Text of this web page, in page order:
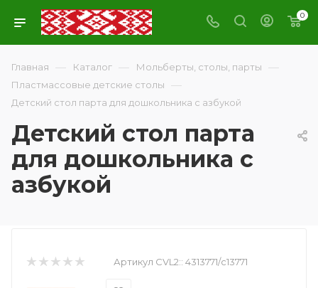
0
Главная — Каталог — Мольберты, столы, парты —
Пластмассовые детские столы —
Детский стол парта для дошкольника с азбукой
Детский стол парта
для дошкольника с
азбукой
Артикул CVL2:: 4313771/с13771